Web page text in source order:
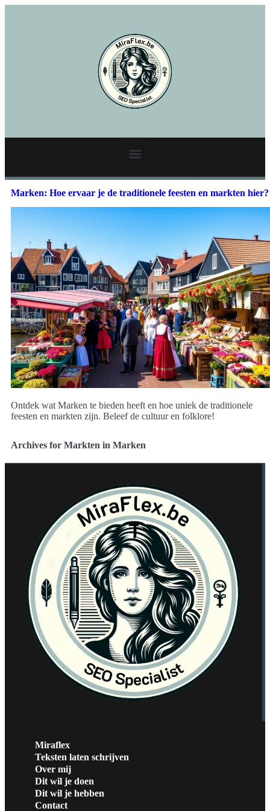
Marken: Hoe ervaar je de traditionele feesten en markten hier?
Ontdek wat Marken te bieden heeft en hoe uniek de traditionele
feesten en markten zijn. Beleef de cultuur en folklore!
Archives for Markten in Marken
Miraflex
Teksten laten schrijven
Over mij
Dit wil je doen
Dit wil je hebben
Contact